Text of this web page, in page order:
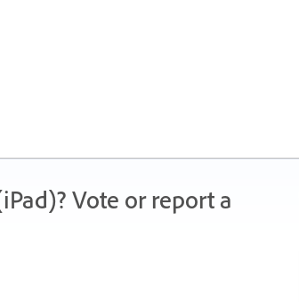
Vote or report a